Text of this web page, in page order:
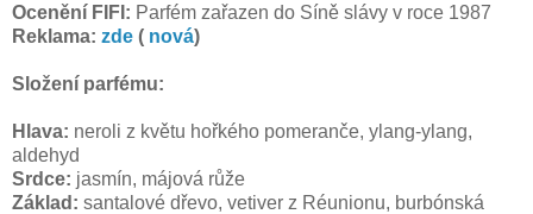
Ocenění FIFI: Parfém zařazen do Síně slávy v roce 1987
Reklama: zde ( nová)
Složení parfému:
Hlava: neroli z květu hořkého pomeranče, ylang-ylang,
aldehyd
Srdce: jasmín, májová růže
Základ: santalové dřevo, vetiver z Réunionu, burbónská